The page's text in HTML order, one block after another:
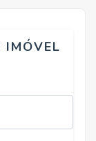
IMÓVEL